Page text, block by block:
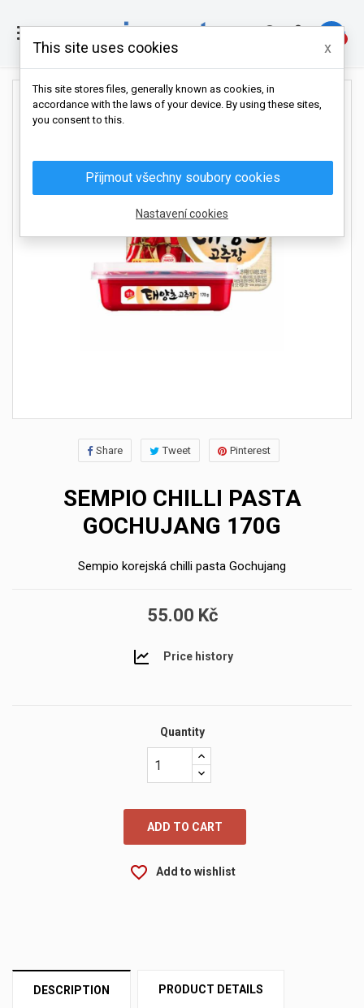

Share Tweet Pinterest
SEMPIO CHILLI PASTA
GOCHUJANG 170G
Sempio korejská chilli pasta Gochujang
55.00 Kč
Price history
Quantity
ADD TO CART
favorite_border Add to wishlist
DESCRIPTION PRODUCT DETAILS
add_circle_outline Create new list
This site uses cookies x
This site stores files, generally known as cookies, in
accordance with the laws of your device. By using these sites,
you consent to this.
Přijmout všechny soubory cookies
Nastavení cookies